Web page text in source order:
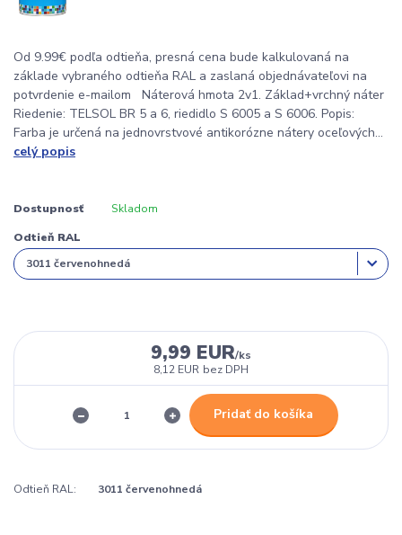
Od 9.99€ podľa odtieňa, presná cena bude kalkulovaná na
základe vybraného odtieňa RAL a zaslaná objednávateľovi na
potvrdenie e-mailom Náterová hmota 2v1. Základ+vrchný náter
Riedenie: TELSOL BR 5 a 6, riedidlo S 6005 a S 6006. Popis:
Farba je určená na jednovrstvové antikorózne nátery oceľových...
celý popis
Dostupnosť Skladom
Odtieň RAL
9,99 EUR/ks
8,12 EUR bez DPH
Pridať do košíka
Odtieň RAL: 3011 červenohnedá